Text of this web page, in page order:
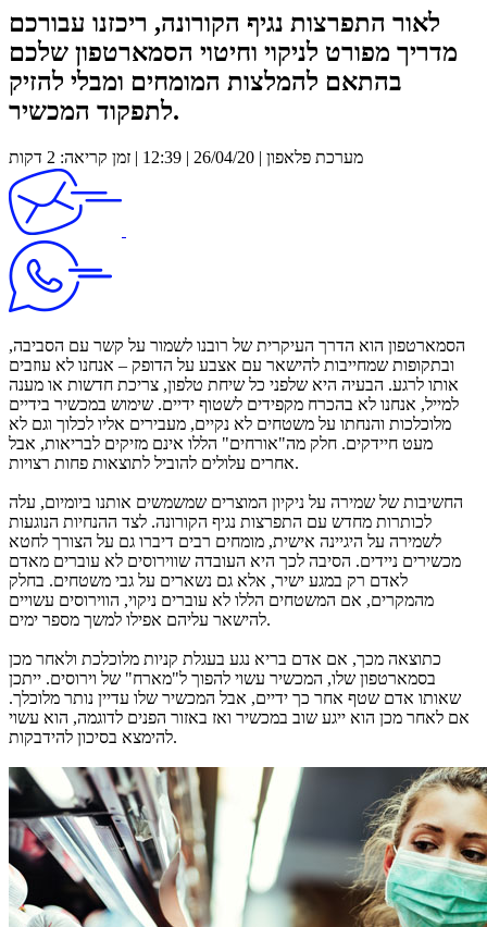
לאור התפרצות נגיף הקורונה, ריכזנו עבורכם
מדריך מפורט לניקוי וחיטוי הסמארטפון שלכם
בהתאם להמלצות המומחים ומבלי להזיק
לתפקוד המכשיר.
מערכת פלאפון | 26/04/20 | 12:39 | זמן קריאה: 2 דקות
הסמארטפון הוא הדרך העיקרית של רובנו לשמור על קשר עם הסביבה,
ובתקופות שמחייבות להישאר עם אצבע על הדופק – אנחנו לא עוזבים
אותו לרגע. הבעיה היא שלפני כל שיחת טלפון, צריכת חדשות או מענה
למייל, אנחנו לא בהכרח מקפידים לשטוף ידיים. שימוש במכשיר בידיים
מלוכלכות והנחתו על משטחים לא נקיים, מעבירים אליו לכלוך וגם לא
מעט חיידקים. חלק מה"אורחים" הללו אינם מזיקים לבריאות, אבל
אחרים עלולים להוביל לתוצאות פחות רצויות.
החשיבות של שמירה על ניקיון המוצרים שמשמשים אותנו ביומיום, עלה
לכותרות מחדש עם התפרצות נגיף הקורונה. לצד ההנחיות הנוגעות
לשמירה על היגיינה אישית, מומחים רבים דיברו גם על הצורך לחטא
מכשירים ניידים. הסיבה לכך היא העובדה שווירוסים לא עוברים מאדם
לאדם רק במגע ישיר, אלא גם נשארים על גבי משטחים. בחלק
מהמקרים, אם המשטחים הללו לא עוברים ניקוי, הווירוסים עשויים
להישאר עליהם אפילו למשך מספר ימים.
כתוצאה מכך, אם אדם בריא נגע בעגלת קניות מלוכלכת ולאחר מכן
בסמארטפון שלו, המכשיר עשוי להפוך ל"מארח" של וירוסים. ייתכן
שאותו אדם שטף אחר כך ידיים, אבל המכשיר שלו עדיין נותר מלוכלך.
אם לאחר מכן הוא ייגע שוב במכשיר ואז באזור הפנים לדוגמה, הוא עשוי
להימצא בסיכון להידבקות.